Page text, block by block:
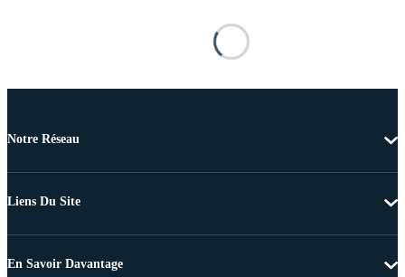
Notre Réseau
Liens Du Site
En Savoir Davantage